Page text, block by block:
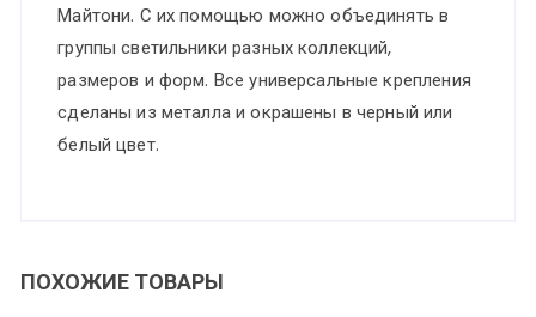
Майтони. С их помощью можно объединять в
группы светильники разных коллекций,
размеров и форм. Все универсальные крепления
сделаны из металла и окрашены в черный или
белый цвет.
ПОХОЖИЕ ТОВАРЫ